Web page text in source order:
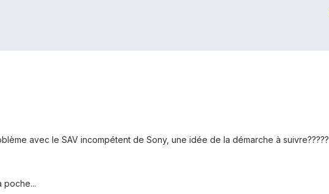
avec le SAV incompétent de Sony, une idée de la démarche à suivre?????
poche...